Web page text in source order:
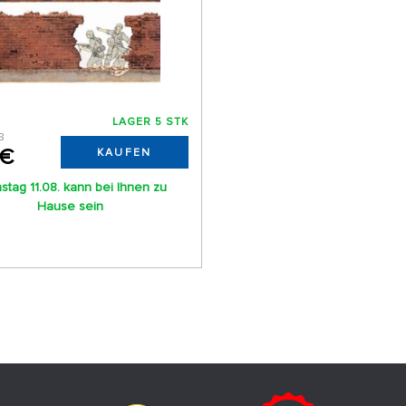
LAGER 5 STK
KAUFEN
11.08. kann bei Ihnen zu
Hause sein